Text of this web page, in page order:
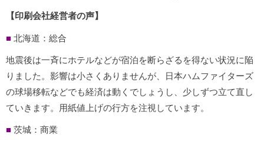
【印刷会社経営者の声】
■北海道：総合
地震後は一斉にホテルなどが宿泊を断らざるを得ない状況に陥
りました。影響は小さくありませんが、日本ハムファイターズ
の球場移転などでも経済は動くでしょうし、少しずつ立て直し
ていきます。用紙値上げの行方を注視しています。
■茨城：商業